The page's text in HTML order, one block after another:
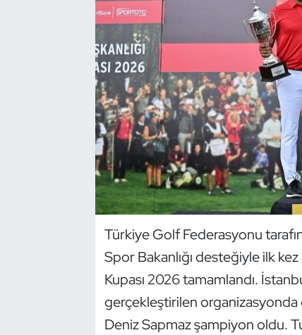
Türkiye Golf Federasyonu
Spor Bakanlığı desteğiyle ilk
Kupası 2026 tamamlandı.
gerçekleştirilen organizasyonda
Deniz Sapmaz şampiyon oldu.
Çim Hokeyi
Cimnastik
Dans Sporları
Dövüş Sanatı